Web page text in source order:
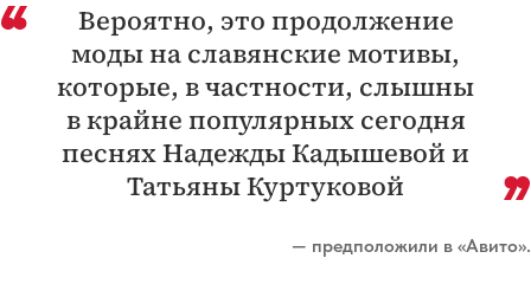
Вероятно, это продолжение
моды на славянские мотивы,
которые, в частности, слышны
в крайне популярных сегодня
песнях Надежды Кадышевой и
Татьяны Куртуковой
— предположили в «Авито».